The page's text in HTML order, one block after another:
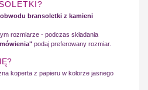
bransoletki z kamieni
rozmiarze - podczas składania
podaj preferowany rozmiar.
koperta z papieru w kolorze jasnego